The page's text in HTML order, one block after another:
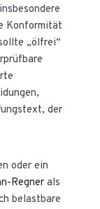
Konformität
„ölfrei“
der
oder ein
Regner als
belastbare